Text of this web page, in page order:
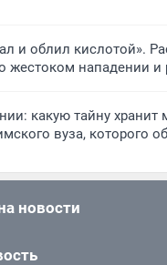
и облил кислотой».
жестоком нападении и
какую тайну хранит
вуза, которого
новости